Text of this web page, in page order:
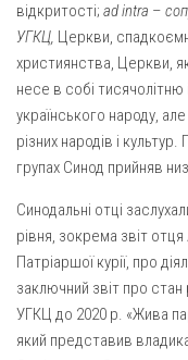
Сумщина
Оголошення
Трансляції
відкритості; ad intra –
УГКЦ, Церкви,
християнства, Церкви,
несе в собі
українського народу,
різних народів і
групах Синод прийняв
Синодальні отці
рівня, зокрема звіт
Патріаршої курії, про
заключний звіт про стан
УГКЦ до 2020 р. «Жива
який представив